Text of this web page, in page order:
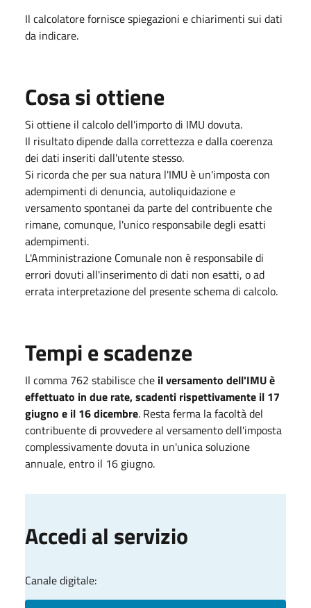
Il calcolatore fornisce spiegazioni e chiarimenti sui dati
da indicare.
Cosa si ottiene
Si ottiene il calcolo dell'importo di IMU dovuta.
Il risultato dipende dalla correttezza e dalla coerenza
dei dati inseriti dall'utente stesso.
Si ricorda che per sua natura l'IMU è un'imposta con
adempimenti di denuncia, autoliquidazione e
versamento spontanei da parte del contribuente che
rimane, comunque, l'unico responsabile degli esatti
adempimenti.
L'Amministrazione Comunale non è responsabile di
errori dovuti all'inserimento di dati non esatti, o ad
errata interpretazione del presente schema di calcolo.
Tempi e scadenze
Il comma 762 stabilisce che il versamento dell'IMU è
effettuato in due rate, scadenti rispettivamente il 17
giugno e il 16 dicembre. Resta ferma la facoltà del
contribuente di provvedere al versamento dell'imposta
complessivamente dovuta in un'unica soluzione
annuale, entro il 16 giugno.
Accedi al servizio
Canale digitale: